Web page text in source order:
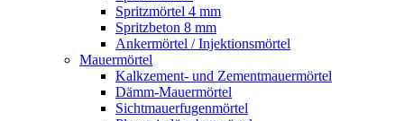
Spritzmörtel 4 mm
Spritzbeton 8 mm
Ankermörtel / Injektionsmörtel
Mauermörtel
Kalkzement- und Zementmauermörtel
Dämm-Mauermörtel
Sichtmauerfugenmörtel